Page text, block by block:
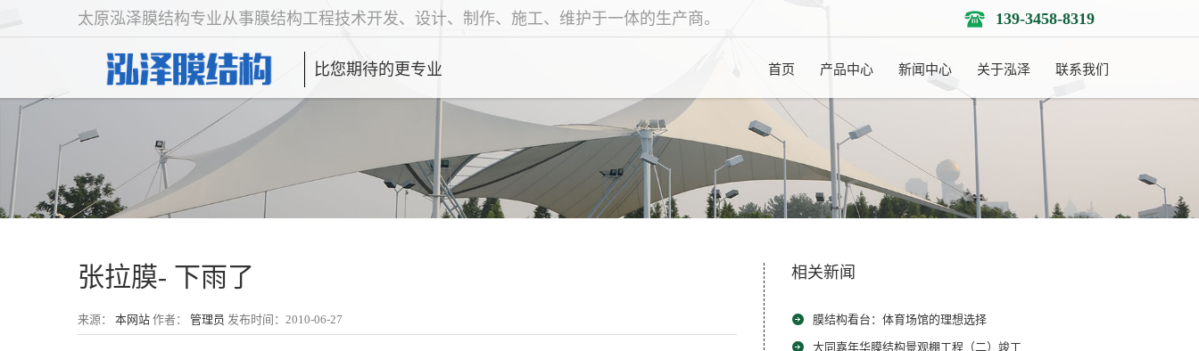
太原泓泽膜结构专业从事膜结构工程技术开发、设计、制作、施工、维护于一体的生产商。 139-3458-8319
比您期待的更专业 首页 产品中心 新闻中心 关于泓泽 联系我们
张拉膜- 下雨了
来源： 本网站 作者： 管理员 发布时间：2010-06-27
相关新闻
膜结构看台：体育场馆的理想选择
大同嘉年华膜结构景观棚工程（二）竣工